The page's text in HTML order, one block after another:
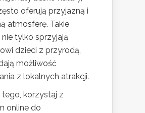
oferują przyjazną i
atmosferę. Takie
tylko sprzyjają
dzieci z przyrodą,
możliwość
z lokalnych atrakcji.
korzystaj z
online do